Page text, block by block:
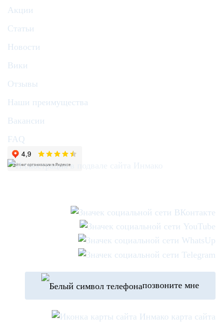
Акции
Статьи
Новости
Вики
Отзывы
Наши преимущества
Вакансии
FAQ
позвоните мне
карта сайта